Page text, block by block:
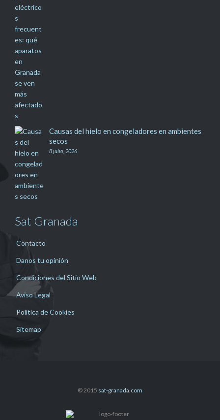
Causas del hielo en congeladores en ambientes
secos
8 julio, 2026
Sat Granada
Contacto
Danos tu opinión
Condiciones del Sitio Web
Aviso Legal
Política de Cookies
Sitemap
© 2015 sat-granada.com